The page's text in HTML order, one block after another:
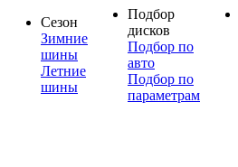
Сезон
Зимние
шины
Летние
шины
Подбор
дисков
Подбор по
авто
Подбор по
параметрам